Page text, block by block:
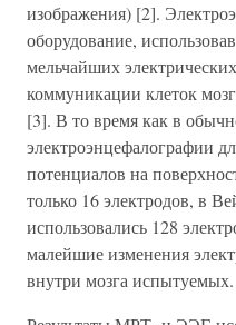
изображения) [2].
оборудование,
мельчайших
коммуникации клеток
[3]. В то время как в
электроэнцефалографии
потенциалов на
только 16 электродов, в
использовались 128
малейшие изменения
внутри мозга испытуемых.